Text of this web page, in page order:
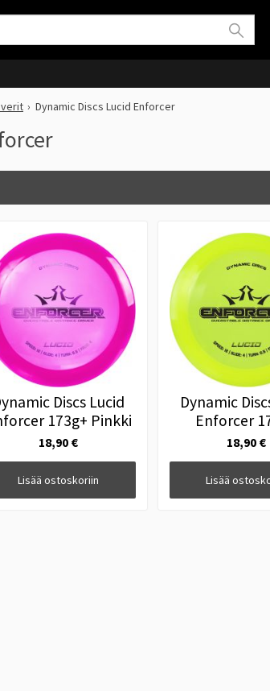
Dynamic Discs Lucid Enforcer
Discs Lucid
173g+ Pinkki
18,90 €
Lisää ostoskoriin
Dynamic
Enforcer
Keltainen
18,90 €
Lisää